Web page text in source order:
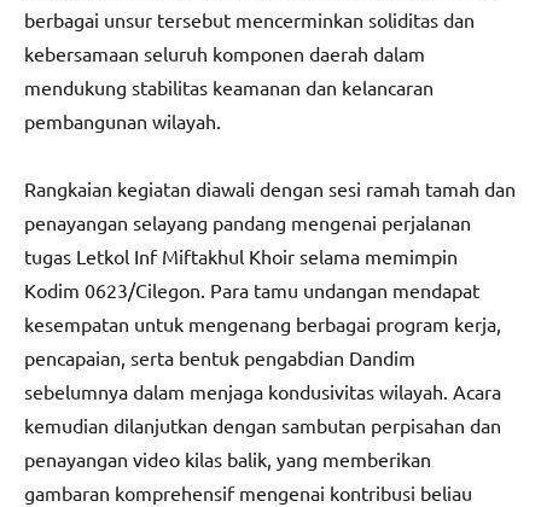
berbagai unsur tersebut mencerminkan soliditas dan
kebersamaan seluruh komponen daerah dalam
mendukung stabilitas keamanan dan kelancaran
pembangunan wilayah.
Rangkaian kegiatan diawali dengan sesi ramah tamah dan
penayangan selayang pandang mengenai perjalanan
tugas Letkol Inf Miftakhul Khoir selama memimpin
Kodim 0623/Cilegon. Para tamu undangan mendapat
kesempatan untuk mengenang berbagai program kerja,
pencapaian, serta bentuk pengabdian Dandim
sebelumnya dalam menjaga kondusivitas wilayah. Acara
kemudian dilanjutkan dengan sambutan perpisahan dan
penayangan video kilas balik, yang memberikan
gambaran komprehensif mengenai kontribusi beliau